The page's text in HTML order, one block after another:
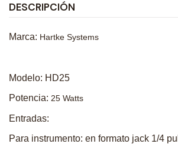
DESCRIPCIÓN
Marca: Hartke Systems
Modelo: HD25
Potencia: 25 Watts
Entradas:
Para instrumento: en formato jack 1/4